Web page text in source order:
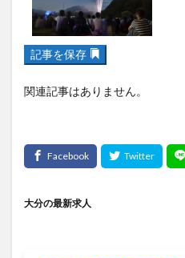
記事を保存
関連記事はありません。
大分の最新求人